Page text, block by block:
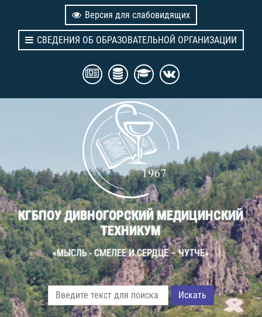
Версия для слабовидящих
СВЕДЕНИЯ ОБ ОБРАЗОВАТЕЛЬНОЙ ОРГАНИЗАЦИИ
КГБПОУ ДИВНОГОРСКИЙ МЕДИЦИНСКИЙ
ТЕХНИКУМ
«МЫСЛЬ - СМЕЛЕЕ И СЕРДЦЕ – ЧУТЧЕ»
Искать